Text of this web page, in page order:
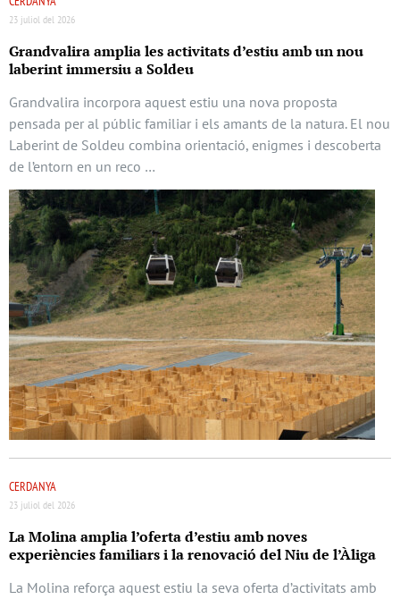
23 juliol del 2026
Grandvalira amplia les activitats d’estiu amb un nou
laberint immersiu a Soldeu
Grandvalira incorpora aquest estiu una nova proposta
pensada per al públic familiar i els amants de la natura. El nou
Laberint de Soldeu combina orientació, enigmes i descoberta
de l’entorn en un reco …
CERDANYA
23 juliol del 2026
La Molina amplia l’oferta d’estiu amb noves
experiències familiars i la renovació del Niu de l’Àliga
La Molina reforça aquest estiu la seva oferta d’activitats amb